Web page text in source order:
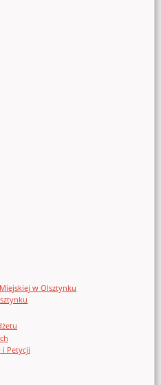
w Olsztynku
i Petycji